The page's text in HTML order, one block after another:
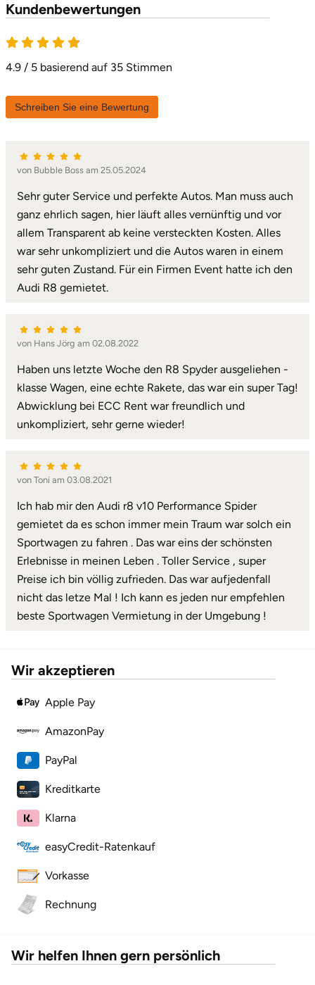
Kundenbewertungen
4.9 / 5 basierend auf 35 Stimmen
Schreiben Sie eine Bewertung
von Bubble Boss am 25.05.2024
Sehr guter Service und perfekte Autos. Man muss auch
ganz ehrlich sagen, hier läuft alles vernünftig und vor
allem Transparent ab keine versteckten Kosten. Alles
war sehr unkompliziert und die Autos waren in einem
sehr guten Zustand. Für ein Firmen Event hatte ich den
Audi R8 gemietet.
von Hans Jörg am 02.08.2022
Haben uns letzte Woche den R8 Spyder ausgeliehen -
klasse Wagen, eine echte Rakete, das war ein super Tag!
Abwicklung bei ECC Rent war freundlich und
unkompliziert, sehr gerne wieder!
von Toni am 03.08.2021
Ich hab mir den Audi r8 v10 Performance Spider
gemietet da es schon immer mein Traum war solch ein
Sportwagen zu fahren . Das war eins der schönsten
Erlebnisse in meinen Leben . Toller Service , super
Preise ich bin völlig zufrieden. Das war aufjedenfall
nicht das letze Mal ! Ich kann es jeden nur empfehlen
beste Sportwagen Vermietung in der Umgebung !
Wir akzeptieren
Apple Pay
AmazonPay
PayPal
Kreditkarte
Klarna
easyCredit-Ratenkauf
Vorkasse
Rechnung
Wir helfen Ihnen gern persönlich
Karlsruhe
Kassel
Kerken
Kronach
Köln
Landkreis Rostock
Landshut
Leutkirch
Ludwigslust-Parchim
Löbau
Lüchow-Dannenberg
Lüneburg
Magdeburg
Mainz
Mannheim
Mecklenburgische Seenplatte
Meiningen
Merzig